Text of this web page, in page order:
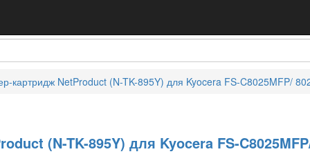
картридж NetProduct (N-TK-895Y) для Kyocera FS-C8025MFP/
(N-TK-895Y) для Kyocera FS-